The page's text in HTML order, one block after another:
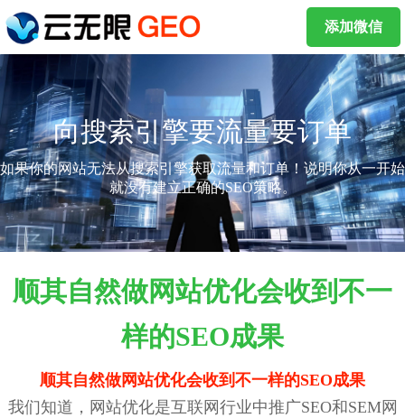
添加微信
向搜索引擎要流量要订单
如果你的网站无法从搜索引擎获取流量和订单！说明你从一开始
就没有建立正确的SEO策略。
顺其自然做网站优化会收到不一
样的SEO成果
顺其自然做网站优化会收到不一样的SEO成果
我们知道，网站优化是互联网行业中推广SEO和SEM网